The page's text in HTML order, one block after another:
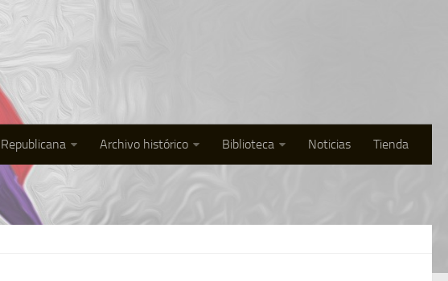
Archivo histórico Biblioteca Noticias Tienda